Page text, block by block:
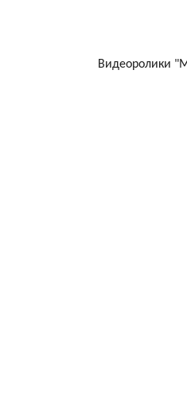
Видеоролики